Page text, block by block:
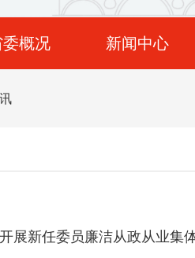
委概况 新闻中心
展新任委员廉洁从政从业集